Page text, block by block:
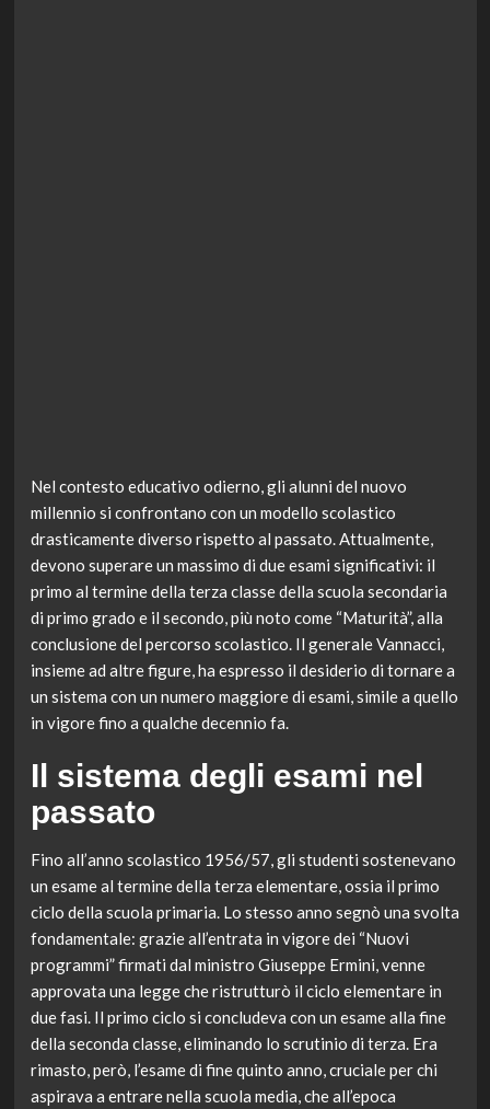
Nel contesto educativo odierno, gli alunni del nuovo
millennio si confrontano con un modello scolastico
drasticamente diverso rispetto al passato. Attualmente,
devono superare un massimo di due esami significativi: il
primo al termine della terza classe della scuola secondaria
di primo grado e il secondo, più noto come “Maturità”, alla
conclusione del percorso scolastico. Il generale Vannacci,
insieme ad altre figure, ha espresso il desiderio di tornare a
un sistema con un numero maggiore di esami, simile a quello
in vigore fino a qualche decennio fa.
Il sistema degli esami nel
passato
Fino all’anno scolastico 1956/57, gli studenti sostenevano
un esame al termine della terza elementare, ossia il primo
ciclo della scuola primaria. Lo stesso anno segnò una svolta
fondamentale: grazie all’entrata in vigore dei “Nuovi
programmi” firmati dal ministro Giuseppe Ermini, venne
approvata una legge che ristrutturò il ciclo elementare in
due fasi. Il primo ciclo si concludeva con un esame alla fine
della seconda classe, eliminando lo scrutinio di terza. Era
rimasto, però, l’esame di fine quinto anno, cruciale per chi
aspirava a entrare nella scuola media, che all’epoca